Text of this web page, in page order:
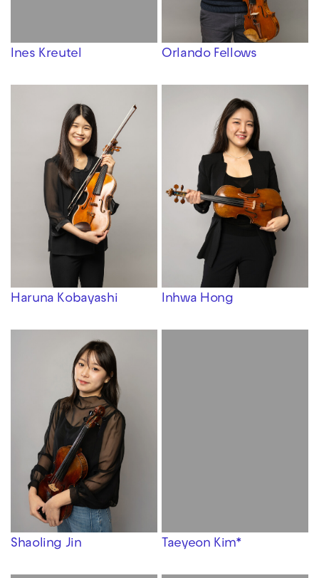
Ines Kreutel Orlando Fellows
Haruna Kobayashi Inhwa Hong
Shaoling Jin Taeyeon Kim*